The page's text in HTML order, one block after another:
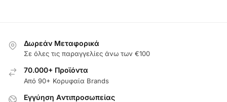
Δωρεάν Μεταφορικά
Σε όλες τις παραγγελίες άνω των €100
70.000+ Προϊόντα
Από 90+ Κορυφαία Brands
Εγγύηση Aντιπροσωπείας